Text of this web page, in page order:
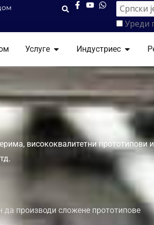
Уреди
Услуге ОТВОРЕН УСЛУГЕ
Индустриес
висококвалитетни прототипови
да производи сложене прототипове